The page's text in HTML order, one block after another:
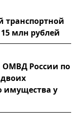
транспортной
млн рублей
ОМВД России по
имущества у